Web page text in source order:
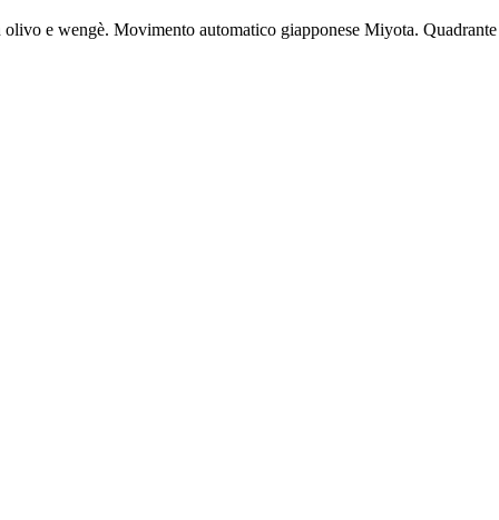
e wengè. Movimento automatico giapponese Miyota.